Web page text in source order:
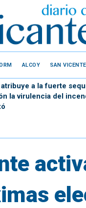
ALCOY SAN
atribuye a la fuerte
la virulencia del